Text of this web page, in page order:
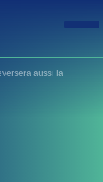
aussi la